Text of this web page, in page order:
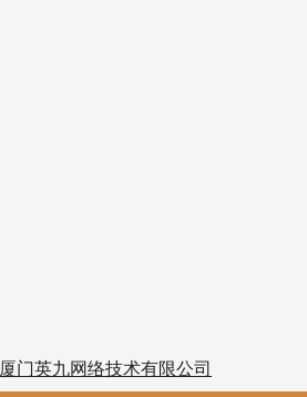
厦门英九网络技术有限公司